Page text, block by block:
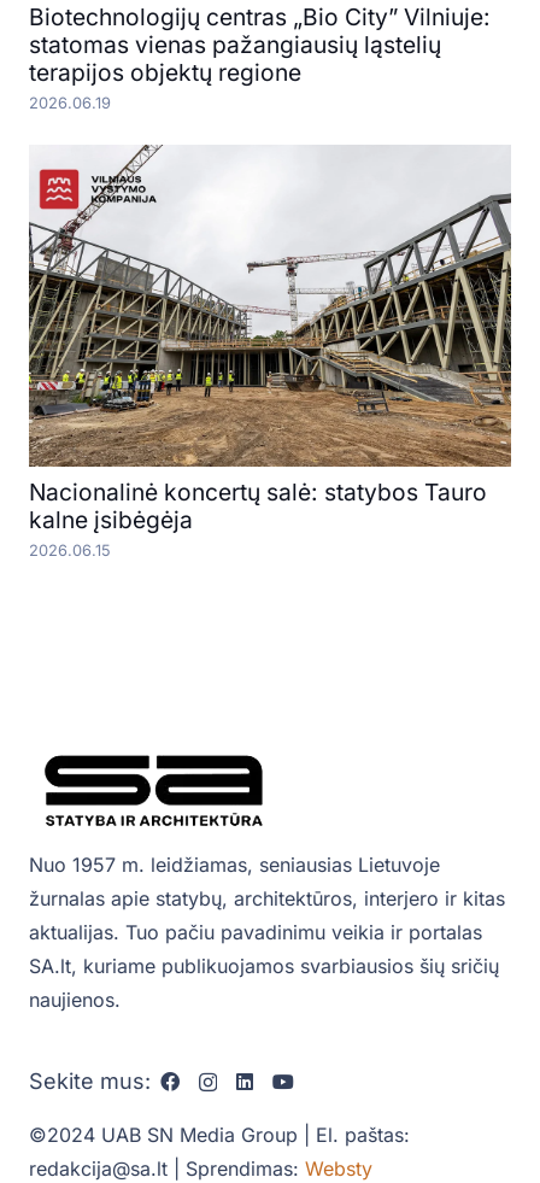
Biotechnologijų centras „Bio City” Vilniuje:
statomas vienas pažangiausių ląstelių
terapijos objektų regione
2026.06.19
Nacionalinė koncertų salė: statybos Tauro
kalne įsibėgėja
2026.06.15
Nuo 1957 m. leidžiamas, seniausias Lietuvoje
žurnalas apie statybų, architektūros, interjero ir kitas
aktualijas. Tuo pačiu pavadinimu veikia ir portalas
SA.lt, kuriame publikuojamos svarbiausios šių sričių
naujienos.
Sekite mus:
©2024 UAB SN Media Group | El. paštas:
redakcija@sa.lt | Sprendimas: Websty